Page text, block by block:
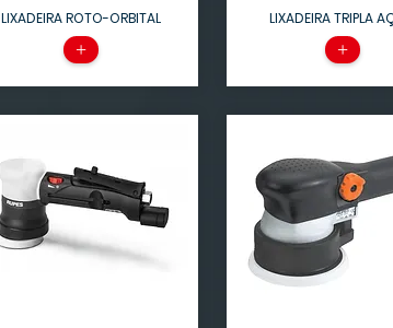
LIXADEIRA ROTO-ORBITAL
+
LIXADEIRA TRIPLA
+